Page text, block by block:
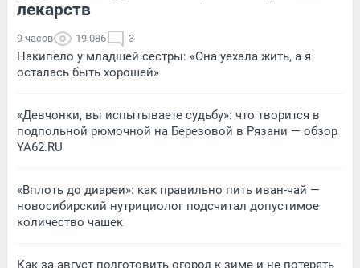
лекарств
9 часов 19 086 3
Накипело у младшей сестры: «Она уехала жить, а я
осталась быть хорошей»
«Девчонки, вы испытываете судьбу»: что творится в
подпольной рюмочной на Березовой в Рязани — обзор
YA62.RU
«Вплоть до диареи»: как правильно пить иван-чай —
новосибирский нутрициолог подсчитал допустимое
количество чашек
Как за август подготовить огород к зиме и не потерять